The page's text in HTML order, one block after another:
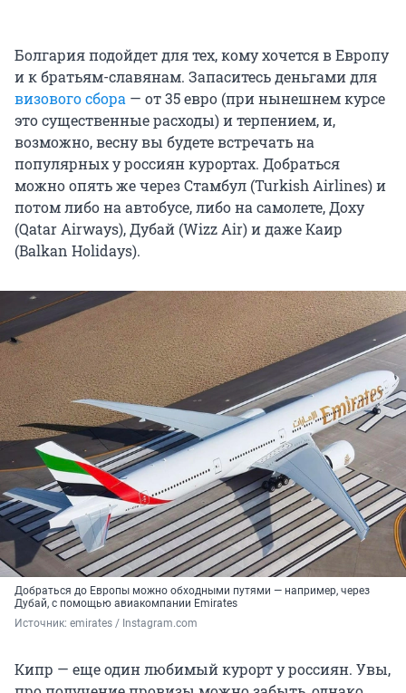
Болгария подойдет для тех, кому хочется в Европу
и к братьям-славянам. Запаситесь деньгами для
визового сбора — от 35 евро (при нынешнем курсе
это существенные расходы) и терпением, и,
возможно, весну вы будете встречать на
популярных у россиян курортах. Добраться
можно опять же через Стамбул (Turkish Airlines) и
потом либо на автобусе, либо на самолете, Доху
(Qatar Airways), Дубай (Wizz Air) и даже Каир
(Balkan Holidays).
Добраться до Европы можно обходными путями — например, через
Дубай, с помощью авиакомпании Emirates
Источник: emirates / Instagram.com
Кипр — еще один любимый курорт у россиян. Увы,